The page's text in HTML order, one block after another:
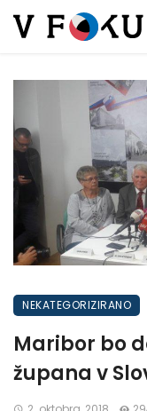
NEKATEGORIZIRANO
Maribor bo
župana v